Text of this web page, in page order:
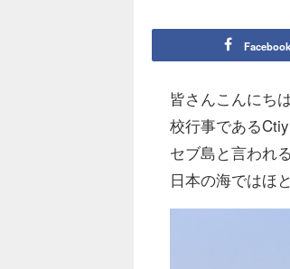
Facebook
皆さんこんにち
校行事である
セブ島と言われ
日本の海ではほ